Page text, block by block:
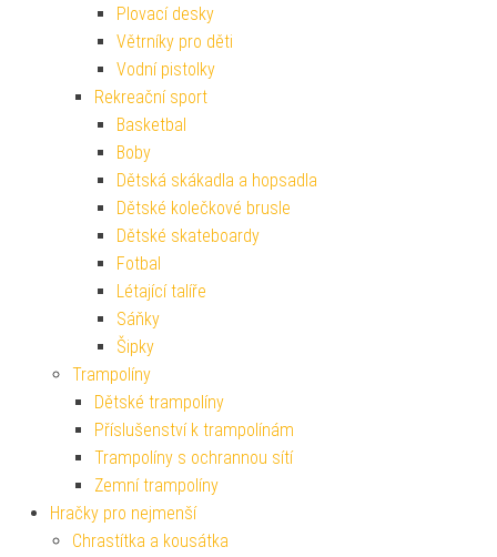
Plovací desky
Větrníky pro děti
Vodní pistolky
Rekreační sport
Basketbal
Boby
Dětská skákadla a hopsadla
Dětské kolečkové brusle
Dětské skateboardy
Fotbal
Létající talíře
Sáňky
Šipky
Trampolíny
Dětské trampolíny
Příslušenství k trampolínám
Trampolíny s ochrannou sítí
Zemní trampolíny
Hračky pro nejmenší
Chrastítka a kousátka